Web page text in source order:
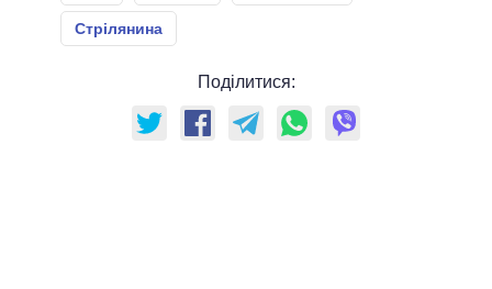
Стрілянина
Поділитися: